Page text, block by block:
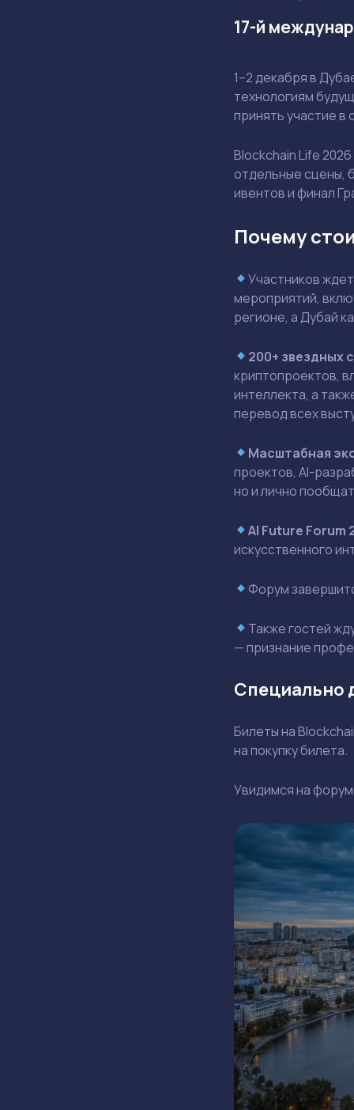
17-й
1–2 декабря в
технологиям
принять участие в
Blockchain Life
отдельные сцены,
ивентов и финал
Почему
Участников
мероприятий,
регионе, а Дубай
200+ звездных
криптопроектов,
интеллекта, а
перевод всех
Масштабная
проектов, AI-
но и лично
AI Future Forum
искусственного
Форум
Также гостей
— признание
Специально
Билеты на
на покупку билета.
Увидимся на